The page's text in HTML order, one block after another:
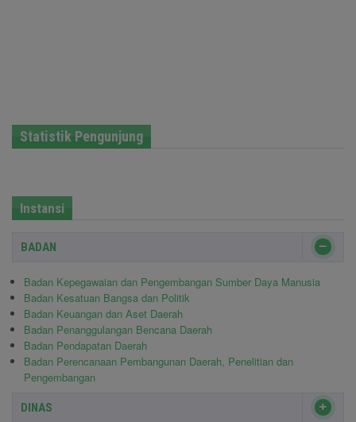
Statistik Pengunjung
Instansi
BADAN
Badan Kepegawaian dan Pengembangan Sumber Daya Manusia
Badan Kesatuan Bangsa dan Politik
Badan Keuangan dan Aset Daerah
Badan Penanggulangan Bencana Daerah
Badan Pendapatan Daerah
Badan Perencanaan Pembangunan Daerah, Penelitian dan
Pengembangan
DINAS